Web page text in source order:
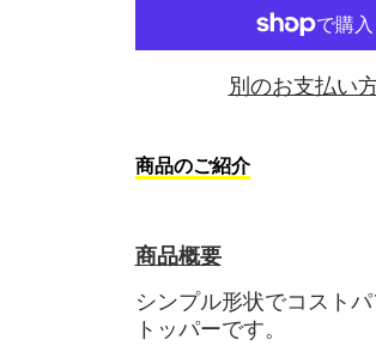
別のお支払い
商品のご紹介
商品概要
シンプル形状でコスト
トッパーです。